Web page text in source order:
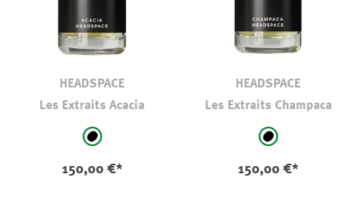
HEADSPACE
Les Extraits Acacia
auswählen
schwarz
150,00 €*
HEADSPACE
Les Extraits Champaca
auswählen
schwarz
150,00 €*